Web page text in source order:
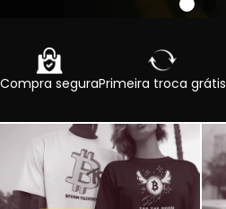
Compra seguraPrimeira troca grátis